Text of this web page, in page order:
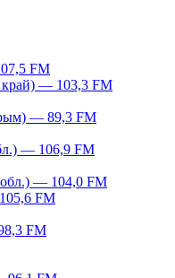
FM
край) — 103,3 FM
— 89,3 FM
— 106,9 FM
обл.) — 104,0 FM
FM
FM